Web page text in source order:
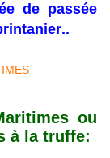
de passée
ou
à la truffe: